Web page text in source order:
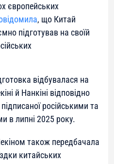
європейських
, що Китай
підготував на своїй
відбувалася на
й Нанкіні відповідно
російськими та
в липні 2025 року.
також передбачала
китайських